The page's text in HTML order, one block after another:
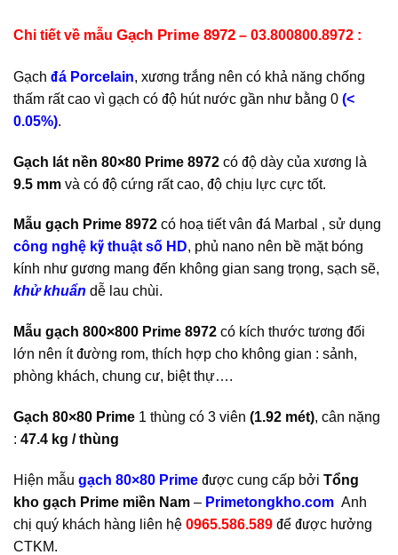
Chi tiết về mẫu Gạch Prime 8972 – 03.800800.8972 :
Gạch đá Porcelain, xương trắng nên có khả năng chống
thấm rất cao vì gạch có độ hút nước gần như bằng 0 (<
0.05%).
Gạch lát nền 80×80 Prime 8972 có độ dày của xương là
9.5 mm và có độ cứng rất cao, độ chịu lực cực tốt.
Mẫu gạch Prime 8972 có hoạ tiết vân đá Marbal , sử dụng
công nghệ kỹ thuật số HD, phủ nano nên bề mặt bóng
kính như gương mang đến không gian sang trọng, sạch sẽ,
khử khuẩn dễ lau chùi.
Mẫu gạch 800×800 Prime 8972 có kích thước tương đối
lớn nên ít đường rom, thích hợp cho không gian : sảnh,
phòng khách, chung cư, biệt thự….
Gạch 80×80 Prime 1 thùng có 3 viên (1.92 mét), cân nặng
: 47.4 kg / thùng
Hiện mẫu gạch 80×80 Prime được cung cấp bởi Tổng
kho gạch Prime miền Nam – Primetongkho.com Anh
chị quý khách hàng liên hệ 0965.586.589 để được hưởng
CTKM.